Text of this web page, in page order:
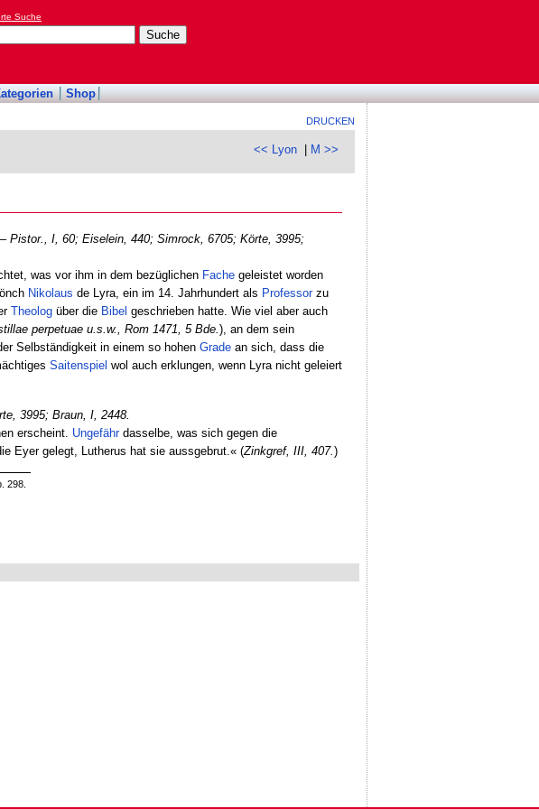
Suche
Shop
DRUCKEN
<< Lyon M >>
–Pistor., I, 60; Eiselein, 440; Simrock, 6705; Körte, 3995;
was vor ihm in dem bezüglichen Fache geleistet worden
Nikolaus de Lyra, ein im 14. Jahrhundert als Professorzu
Theolog über die Bibel geschrieben hatte. Wie viel aber auch
perpetuae u.s.w., Rom 1471, 5 Bde.), an dem sein
Selbständigkeit in einem so hohenGrade an sich, dass die
Saitenspiel wol auch erklungen, wenn Lyra nicht geleiert
3995; Braun, I, 2448.
erscheint. Ungefährdasselbe, was sich gegen die
Eyer gelegt, Lutherus hat sie aussgebrut.« (Zinkgref, III, 407.)
298.